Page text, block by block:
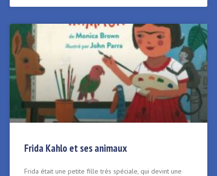
Frida Kahlo et ses animaux
Frida était une petite fille très spéciale, qui devint une